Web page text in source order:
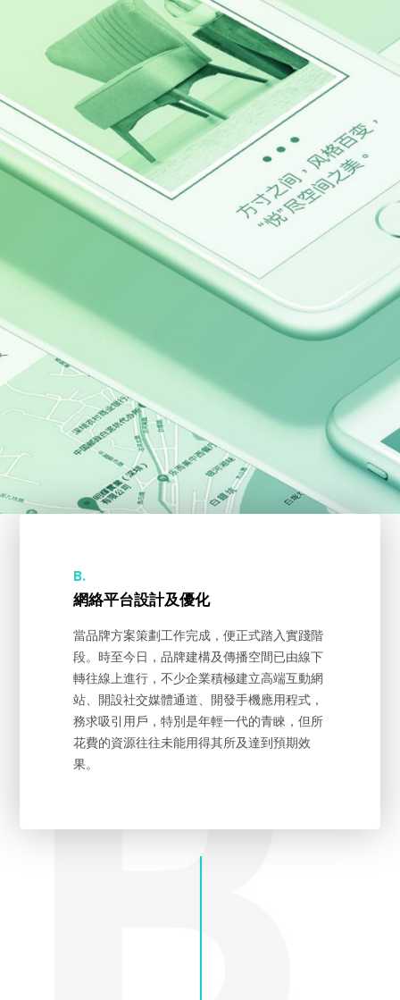
B.
網絡平台設計及優化
當品牌方案策劃工作完成，便正式踏入實踐階
段。時至今日，品牌建構及傳播空間已由線下
轉往線上進行，不少企業積極建立高端互動網
站、開設社交媒體通道、開發手機應用程式，
務求吸引用戶，特別是年輕一代的青睞，但所
花費的資源往往未能用得其所及達到預期效
果。